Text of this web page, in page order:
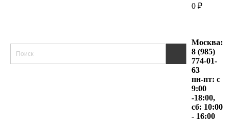
0 ₽
Москва:
8 (985)
774-01-
63
пн-пт: с
9:00
-18:00,
сб: 10:00
- 16:00